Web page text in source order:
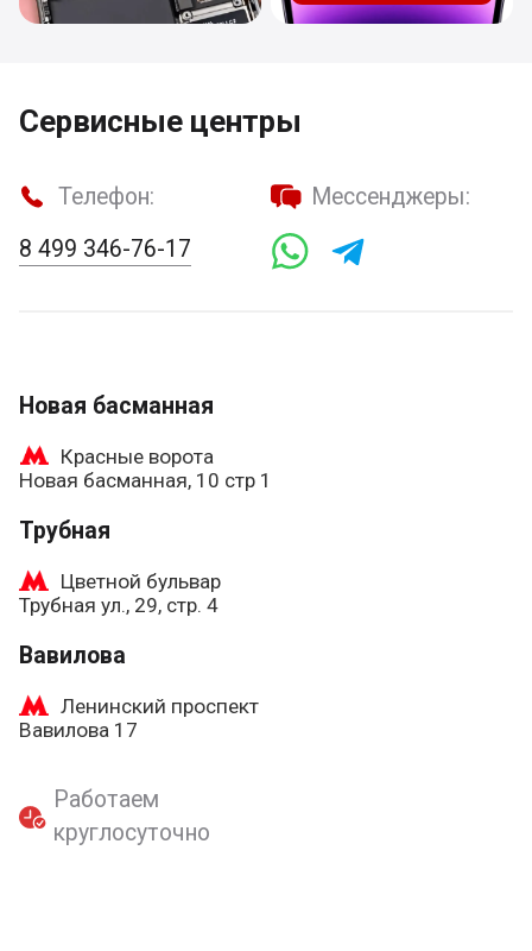
Сервисные центры
Телефон:
8 499 346-76-17
Мессенджеры:
Новая басманная
Красные ворота
Новая басманная, 10 стр 1
Трубная
Цветной бульвар
Трубная ул., 29, стр. 4
Вавилова
Ленинский проспект
Вавилова 17
Работаем
круглосуточно